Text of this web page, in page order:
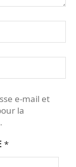
e-mail et
la
*